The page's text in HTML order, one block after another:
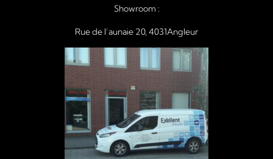
Showroom :
Rue de l’aunaie 20, 4031Angleur